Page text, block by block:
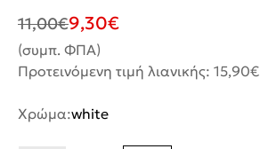
11,00€9,30€
(συμπ. ΦΠΑ)
Προτεινόμενη τιμή λιανικής: 15,90€
Χρώμα:white